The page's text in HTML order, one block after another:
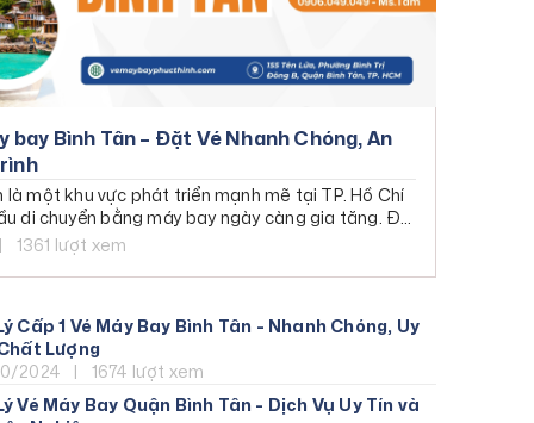
- Malaysia -
Tây
An - Huế
An - Huế
bay Bình Tân – Đặt Vé Nhanh Chóng, An
là một khu vực phát triển mạnh mẽ tại TP. Hồ Chí
di chuyển bằng máy bay ngày càng gia tăng. Để
này, đại lý vé máy bay Bình Tân mang đến dịch
chất lượng và tiện lợi, đáp ứng mọi hành trình từ
tế. Nếu bạn đang tìm kiếm một đại lý vé máy giá
các lợi ích và chính sách nổi bật của đại lý vé máy
| 1361 lượt xem
Cấp 1 Vé Máy Bay Bình Tân - Nhanh Chóng, Uy
Lượng
2024 | 1674 lượt xem
Vé Máy Bay Quận Bình Tân - Dịch Vụ Uy Tín và